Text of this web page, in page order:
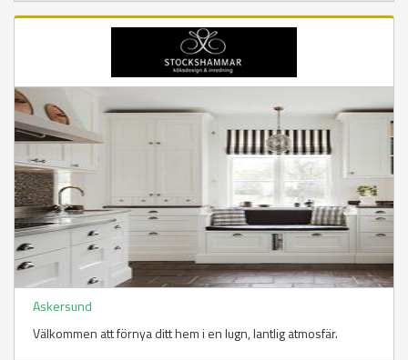
Askersund
Välkommen att förnya ditt hem i en lugn, lantlig atmosfär.